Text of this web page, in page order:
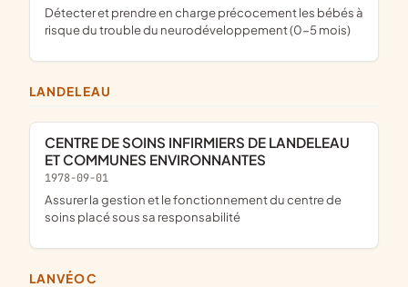
détecter et prendre en charge précocement les bébés à
risque du trouble du neurodéveloppement (0-5 mois)
LANDELEAU
CENTRE DE SOINS INFIRMIERS DE LANDELEAU
ET COMMUNES ENVIRONNANTES
1978-09-01
Assurer la gestion et le fonctionnement du centre de
soins placé sous sa responsabilité
LANVÉOC